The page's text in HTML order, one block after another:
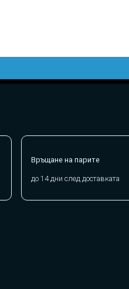
Връщане на парите
до 14 дни след доставката